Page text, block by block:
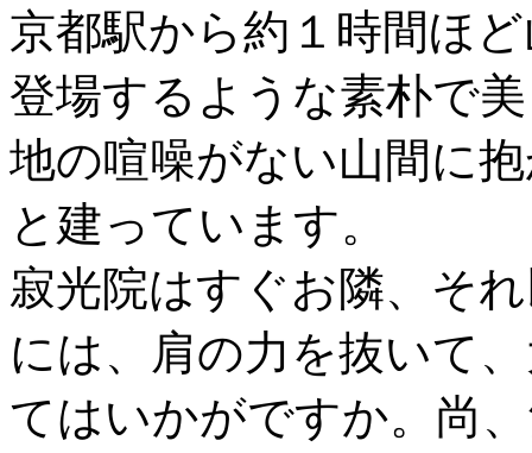
京都駅から約１時間ほ
登場するような素朴で
地の喧噪がない山間に
と建っています。
寂光院はすぐお隣、そ
には、肩の力を抜いて
てはいかがですか。尚